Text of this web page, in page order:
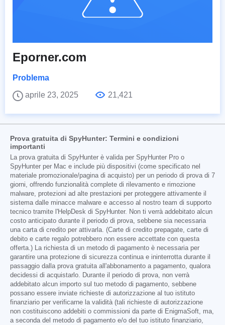
Eporner.com
Problema
aprile 23, 2025
21,421
Prova gratuita di SpyHunter: Termini e condizioni
importanti
La prova gratuita di SpyHunter è valida per SpyHunter Pro o
SpyHunter per Mac e include più dispositivi (come specificato nel
materiale promozionale/pagina di acquisto) per un periodo di prova di 7
giorni, offrendo funzionalità complete di rilevamento e rimozione
malware, protezioni ad alte prestazioni per proteggere attivamente il
sistema dalle minacce malware e accesso al nostro team di supporto
tecnico tramite l'HelpDesk di SpyHunter. Non ti verrà addebitato alcun
costo anticipato durante il periodo di prova, sebbene sia necessaria
una carta di credito per attivarla. (Carte di credito prepagate, carte di
debito e carte regalo potrebbero non essere accettate con questa
offerta.) La richiesta di un metodo di pagamento è necessaria per
garantire una protezione di sicurezza continua e ininterrotta durante il
passaggio dalla prova gratuita all'abbonamento a pagamento, qualora
decidessi di acquistarlo. Durante il periodo di prova, non verrà
addebitato alcun importo sul tuo metodo di pagamento, sebbene
possano essere inviate richieste di autorizzazione al tuo istituto
finanziario per verificarne la validità (tali richieste di autorizzazione
non costituiscono addebiti o commissioni da parte di EnigmaSoft, ma,
a seconda del metodo di pagamento e/o del tuo istituto finanziario,